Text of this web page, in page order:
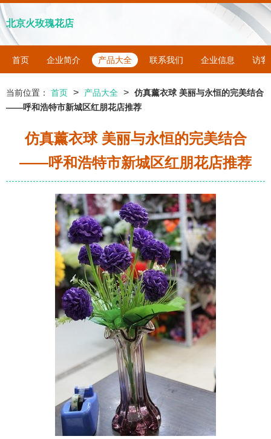
北京火玫瑰花店
首页 企业简介 产品大全 联系我们 企业信息 访客
当前位置： 首页 > 产品大全 > 仿真薰衣球 美丽与永恒的完美结合
——呼和浩特市新城区红朋花店推荐
仿真薰衣球 美丽与永恒的完美结合
——呼和浩特市新城区红朋花店推荐